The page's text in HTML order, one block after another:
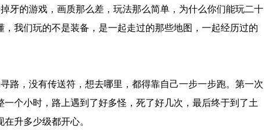
牙的游戏，画质那么差，玩法那么简单，为什么你们能玩二十
，我们玩的不是装备，是一起走过的那些地图，一起经历过的
路，没有传送符，想去哪里，都得靠自己一步一步跑。第一次
一个小时，路上遇到了好多怪，死了好几次，最后终于到了土
升多少级都开心。